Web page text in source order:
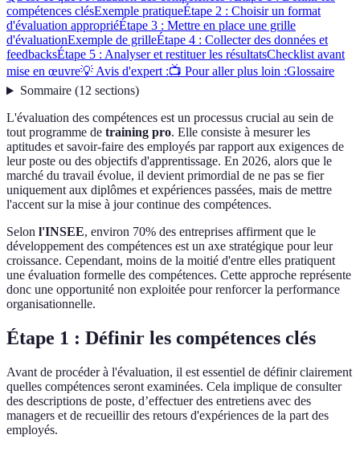
compétences clésExemple pratiqueÉtape 2 : Choisir un format
d'évaluation appropriéÉtape 3 : Mettre en place une grille
d'évaluationExemple de grilleÉtape 4 : Collecter des données et
feedbacksÉtape 5 : Analyser et restituer les résultatsChecklist avant
mise en œuvre💡 Avis d'expert :📺 Pour aller plus loin :Glossaire
Sommaire(12 sections)
L'évaluation des compétences est un processus crucial au sein de
tout programme de training pro. Elle consiste à mesurer les
aptitudes et savoir-faire des employés par rapport aux exigences de
leur poste ou des objectifs d'apprentissage. En 2026, alors que le
marché du travail évolue, il devient primordial de ne pas se fier
uniquement aux diplômes et expériences passées, mais de mettre
l'accent sur la mise à jour continue des compétences.
Selon l'INSEE, environ 70% des entreprises affirment que le
développement des compétences est un axe stratégique pour leur
croissance. Cependant, moins de la moitié d'entre elles pratiquent
une évaluation formelle des compétences. Cette approche représente
donc une opportunité non exploitée pour renforcer la performance
organisationnelle.
Étape 1 : Définir les compétences clés
Avant de procéder à l'évaluation, il est essentiel de définir clairement
quelles compétences seront examinées. Cela implique de consulter
des descriptions de poste, d’effectuer des entretiens avec des
managers et de recueillir des retours d'expériences de la part des
employés.